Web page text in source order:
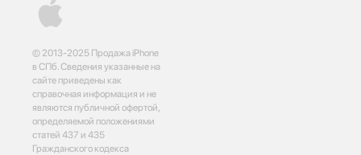
© 2013-2025 Продажа iPhone
в СПб. Сведения указанные на
сайте приведены как
справочная информация и не
являются публичной офертой,
определяемой положениями
статей 437 и 435
Гражданского кодекса